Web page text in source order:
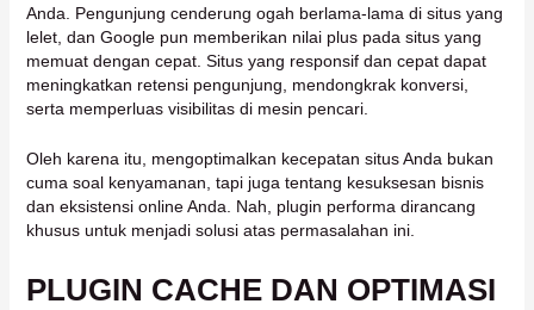
Anda. Pengunjung cenderung ogah berlama-lama di situs yang
lelet, dan Google pun memberikan nilai plus pada situs yang
memuat dengan cepat. Situs yang responsif dan cepat dapat
meningkatkan retensi pengunjung, mendongkrak konversi,
serta memperluas visibilitas di mesin pencari.
Oleh karena itu, mengoptimalkan kecepatan situs Anda bukan
cuma soal kenyamanan, tapi juga tentang kesuksesan bisnis
dan eksistensi online Anda. Nah, plugin performa dirancang
khusus untuk menjadi solusi atas permasalahan ini.
PLUGIN CACHE DAN OPTIMASI